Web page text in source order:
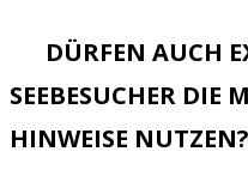
DÜRFEN AUCH
SEEBESUCHER DIE
HINWEISE